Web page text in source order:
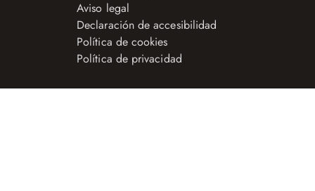
Aviso legal
Declaración de accesibilidad
Política de cookies
Política de privacidad